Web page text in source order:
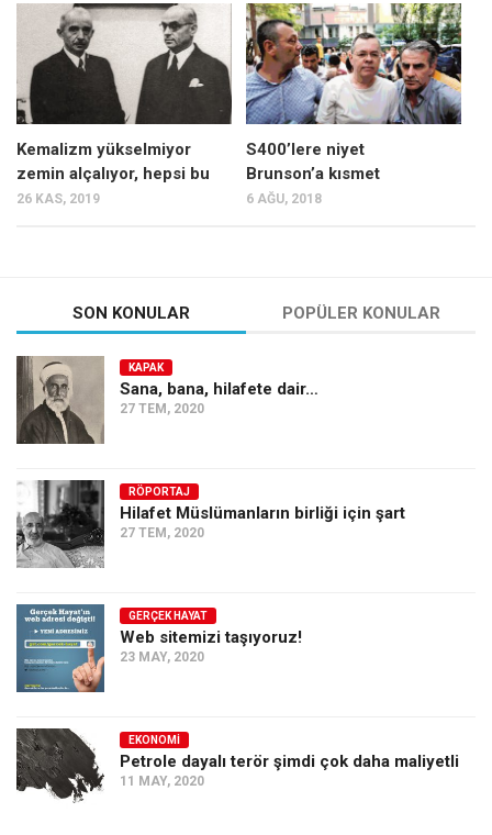
Mehmet Ali Tekin
Abir E. Nahas
Amina S. Jenenkovic
Bağdagül Öz
Esra Elönü
Kategoriler
Kültür Sanat
Kitap
Karisi kitap sualleri
7 soruda bu hafta
Ekonomi
Spor
Sağlık
Gıda-Beslenme
Türkiye
Siyaset
Dünya
Kemalizm yükselmiyor
zemin alçalıyor, hepsi bu
26 KAS, 2019
S400’lere niyet
Brunson’a kısmet
6 AĞU, 2018
SON KONULAR POPÜLER KONULAR
KAPAK
Sana, bana, hilafete dair…
27 TEM, 2020
RÖPORTAJ
Hilafet Müslümanların birliği için şart
27 TEM, 2020
GERÇEK HAYAT
Web sitemizi taşıyoruz!
23 MAY, 2020
EKONOMI
Petrole dayalı terör şimdi çok daha maliyetli
11 MAY, 2020